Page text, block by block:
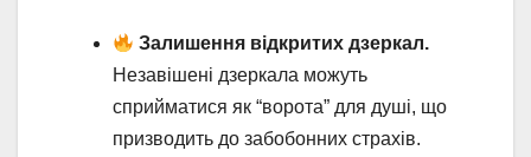
Залишення відкритих дзеркал.
Незавішені дзеркала можуть
сприйматися як “ворота” для душі, що
призводить до забобонних страхів.